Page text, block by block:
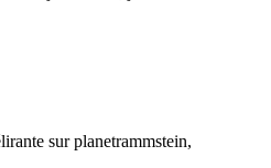
sur planetrammstein,